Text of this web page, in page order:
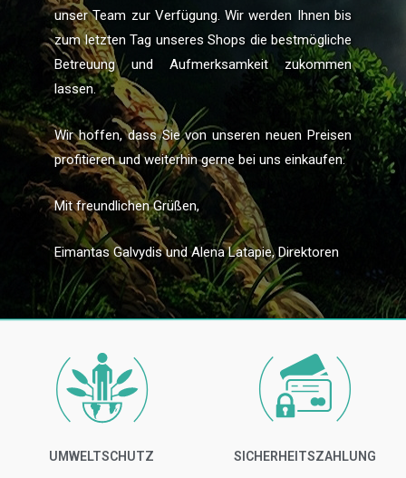
unser Team zur Verfügung. Wir werden Ihnen bis
zum letzten Tag unseres Shops die bestmögliche
Betreuung und Aufmerksamkeit zukommen
lassen.
Wir hoffen, dass Sie von unseren neuen Preisen
profitieren und weiterhin gerne bei uns einkaufen.
Mit freundlichen Grüßen,
Eimantas Galvydis und Alena Latapie, Direktoren
UMWELTSCHUTZ SICHERHEITSZAHLUNG